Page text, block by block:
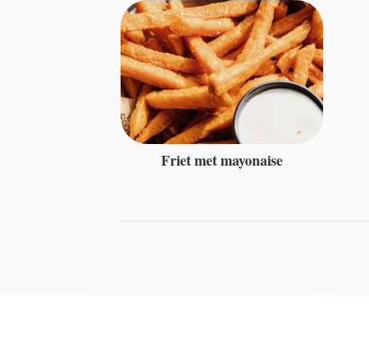
Friet met mayonaise